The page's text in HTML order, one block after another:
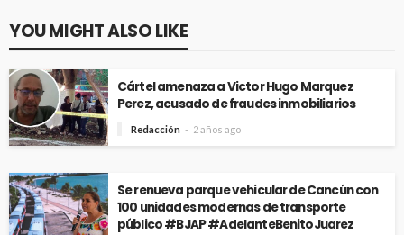
YOU MIGHT ALSO LIKE
Cártel amenaza a Victor Hugo Marquez
Perez, acusado de fraudes inmobiliarios
Redacción 2 años ago
Se renueva parque vehicular de Cancún con
100 unidades modernas de transporte
público #BJAP #AdelanteBenitoJuarez